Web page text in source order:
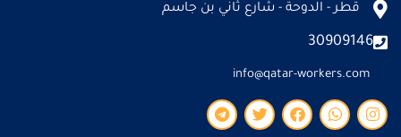
قطر - الدوحة - شارع ثاني بن جاسم
30909146
info@qatar-workers.com
I
n
W
h
F
a
T
w
T
e